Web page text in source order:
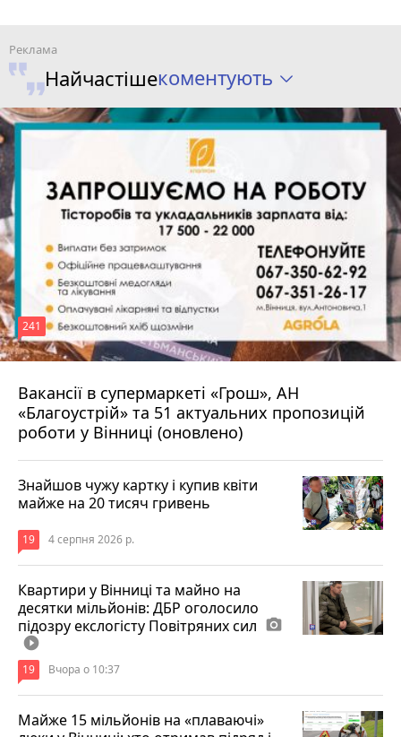
Найчастішекоментують
Вакансії в супермаркеті «Грош», АН
«Благоустрій» та 51 актуальних пропозицій
роботи у Вінниці (оновлено)
241
4 серпня 2026 р.
Знайшов чужу картку і купив квіти
майже на 20 тисяч гривень
19 4 серпня 2026 р.
Квартири у Вінниці та майно на
десятки мільйонів: ДБР оголосило
підозру екслогісту Повітряних сил photo_camera
play_circle_filled
19 Вчора о 10:37
Майже 15 мільйонів на «плаваючі»